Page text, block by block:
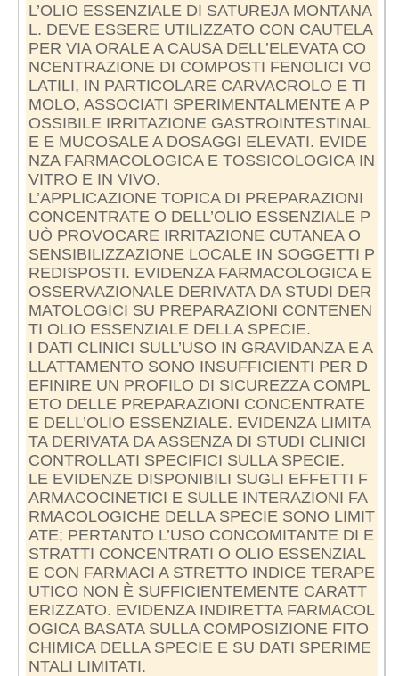
L’OLIO ESSENZIALE DI SATUREJA MONTANA
L. DEVE ESSERE UTILIZZATO CON CAUTELA
PER VIA ORALE A CAUSA DELL’ELEVATA CO
NCENTRAZIONE DI COMPOSTI FENOLICI VO
LATILI, IN PARTICOLARE CARVACROLO E TI
MOLO, ASSOCIATI SPERIMENTALMENTE A P
OSSIBILE IRRITAZIONE GASTROINTESTINAL
E E MUCOSALE A DOSAGGI ELEVATI. EVIDE
NZA FARMACOLOGICA E TOSSICOLOGICA IN
VITRO E IN VIVO.
L’APPLICAZIONE TOPICA DI PREPARAZIONI
CONCENTRATE O DELL’OLIO ESSENZIALE P
UÒ PROVOCARE IRRITAZIONE CUTANEA O
SENSIBILIZZAZIONE LOCALE IN SOGGETTI P
REDISPOSTI. EVIDENZA FARMACOLOGICA E
OSSERVAZIONALE DERIVATA DA STUDI DER
MATOLOGICI SU PREPARAZIONI CONTENEN
TI OLIO ESSENZIALE DELLA SPECIE.
I DATI CLINICI SULL’USO IN GRAVIDANZA E A
LLATTAMENTO SONO INSUFFICIENTI PER D
EFINIRE UN PROFILO DI SICUREZZA COMPL
ETO DELLE PREPARAZIONI CONCENTRATE
E DELL’OLIO ESSENZIALE. EVIDENZA LIMITA
TA DERIVATA DA ASSENZA DI STUDI CLINICI
CONTROLLATI SPECIFICI SULLA SPECIE.
LE EVIDENZE DISPONIBILI SUGLI EFFETTI F
ARMACOCINETICI E SULLE INTERAZIONI FA
RMACOLOGICHE DELLA SPECIE SONO LIMIT
ATE; PERTANTO L’USO CONCOMITANTE DI E
STRATTI CONCENTRATI O OLIO ESSENZIAL
E CON FARMACI A STRETTO INDICE TERAPE
UTICO NON È SUFFICIENTEMENTE CARATT
ERIZZATO. EVIDENZA INDIRETTA FARMACOL
OGICA BASATA SULLA COMPOSIZIONE FITO
CHIMICA DELLA SPECIE E SU DATI SPERIME
NTALI LIMITATI.